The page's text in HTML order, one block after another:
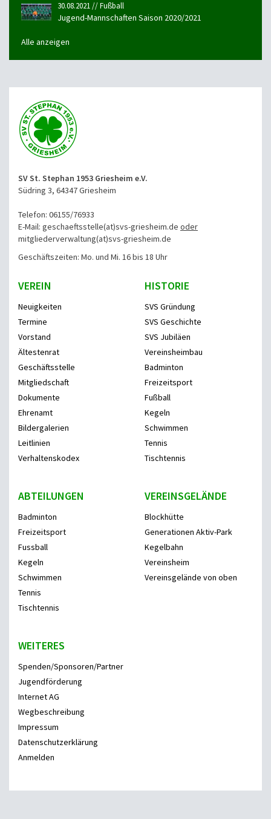
30.08.2021 // Fußball
Jugend-Mannschaften Saison 2020/2021
Alle anzeigen
SV St. Stephan 1953 Griesheim e.V.
Südring 3, 64347 Griesheim
Telefon: 06155/76933
E-Mail: geschaeftsstelle(at)svs-griesheim.de oder
mitgliederverwaltung(at)svs-griesheim.de
Geschäftszeiten: Mo. und Mi. 16 bis 18 Uhr
VEREIN
Neuigkeiten
Termine
Vorstand
Ältestenrat
Geschäftsstelle
Mitgliedschaft
Dokumente
Ehrenamt
Bildergalerien
Leitlinien
Verhaltenskodex
HISTORIE
SVS Gründung
SVS Geschichte
SVS Jubiläen
Vereinsheimbau
Badminton
Freizeitsport
Fußball
Kegeln
Schwimmen
Tennis
Tischtennis
ABTEILUNGEN
Badminton
Freizeitsport
Fussball
Kegeln
Schwimmen
Tennis
Tischtennis
VEREINSGELÄNDE
Blockhütte
Generationen Aktiv-Park
Kegelbahn
Vereinsheim
Vereinsgelände von oben
WEITERES
Spenden/Sponsoren/Partner
Jugendförderung
Internet AG
Wegbeschreibung
Impressum
Datenschutzerklärung
Anmelden